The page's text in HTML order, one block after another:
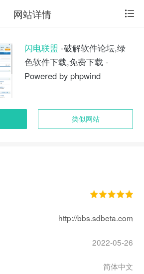
网站详情
闪电联盟 -破解软件论坛,绿
色软件下载,免费下载 -
Powered by phpwind
类似网站
http://bbs.sdbeta.com
2022-05-26
简体中文